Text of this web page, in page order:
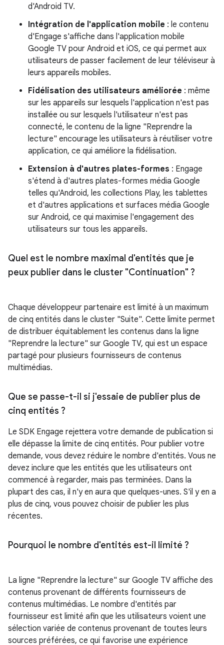
d'Android TV.
Intégration de l'application mobile : le contenu
d'Engage s'affiche dans l'application mobile
Google TV pour Android et iOS, ce qui permet aux
utilisateurs de passer facilement de leur téléviseur à
leurs appareils mobiles.
Fidélisation des utilisateurs améliorée : même
sur les appareils sur lesquels l'application n'est pas
installée ou sur lesquels l'utilisateur n'est pas
connecté, le contenu de la ligne "Reprendre la
lecture" encourage les utilisateurs à réutiliser votre
application, ce qui améliore la fidélisation.
Extension à d'autres plates-formes : Engage
s'étend à d'autres plates-formes média Google
telles qu'Android, les collections Play, les tablettes
et d'autres applications et surfaces média Google
sur Android, ce qui maximise l'engagement des
utilisateurs sur tous les appareils.
Quel est le nombre maximal d'entités que je
peux publier dans le cluster "Continuation" ?
Chaque développeur partenaire est limité à un maximum
de cinq entités dans le cluster "Suite". Cette limite permet
de distribuer équitablement les contenus dans la ligne
"Reprendre la lecture" sur Google TV, qui est un espace
partagé pour plusieurs fournisseurs de contenus
multimédias.
Que se passe-t-il si j'essaie de publier plus de
cinq entités ?
Le SDK Engage rejettera votre demande de publication si
elle dépasse la limite de cinq entités. Pour publier votre
demande, vous devez réduire le nombre d'entités. Vous ne
devez inclure que les entités que les utilisateurs ont
commencé à regarder, mais pas terminées. Dans la
plupart des cas, il n'y en aura que quelques-unes. S'il y en a
plus de cinq, vous pouvez choisir de publier les plus
récentes.
Pourquoi le nombre d'entités est-il limité ?
La ligne "Reprendre la lecture" sur Google TV affiche des
contenus provenant de différents fournisseurs de
contenus multimédias. Le nombre d'entités par
fournisseur est limité afin que les utilisateurs voient une
sélection variée de contenus provenant de toutes leurs
sources préférées, ce qui favorise une expérience